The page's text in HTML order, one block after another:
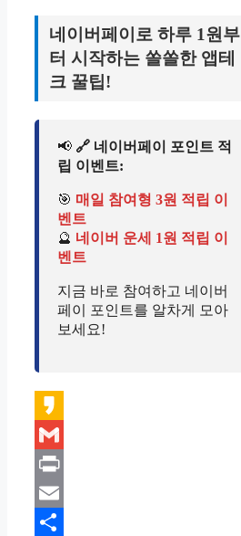
네이버페이로 하루 1원부
터 시작하는 쏠쏠한 앱테
크 꿀팁!
📢 🔗 네이버페이 포인트 적
립 이벤트:
🎯 매일 참여형 3원 적립 이
벤트
🔮 네이버 운세 1원 적립 이
벤트
지금 바로 참여하고 네이버
페이 포인트를 알차게 모아
보세요!
Kakao
Gmail
Print
Email